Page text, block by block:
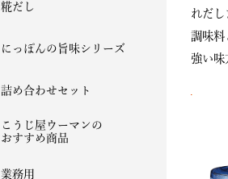
糀だし
にっぽんの旨味シリーズ
詰め合わせセット
こうじ屋ウーマンの
おすすめ商品
業務用
れだし
調味料
強い味